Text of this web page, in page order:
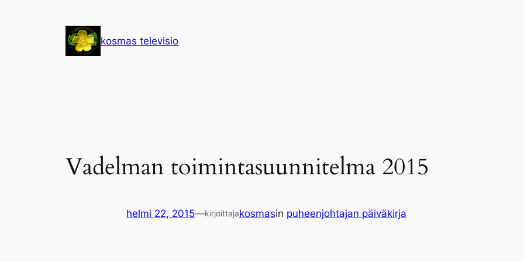
kosmas televisio
Vadelman toimintasuunnitelma 2015
helmi 22, 2015—kirjoittajakosmasin puheenjohtajan päiväkirja